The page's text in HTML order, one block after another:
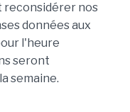
reconsidérer nos
données aux
l'heure
seront
semaine.